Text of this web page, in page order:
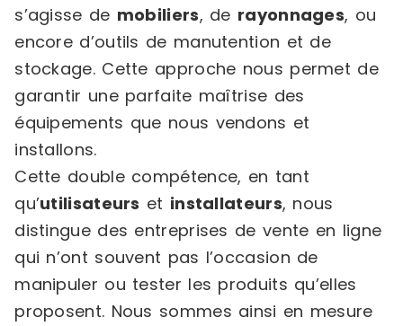
s’agisse de mobiliers, de rayonnages, ou
encore d’outils de manutention et de
stockage. Cette approche nous permet de
garantir une parfaite maîtrise des
équipements que nous vendons et
installons.
Cette double compétence, en tant
qu’utilisateurs et installateurs, nous
distingue des entreprises de vente en ligne
qui n’ont souvent pas l’occasion de
manipuler ou tester les produits qu’elles
proposent. Nous sommes ainsi en mesure